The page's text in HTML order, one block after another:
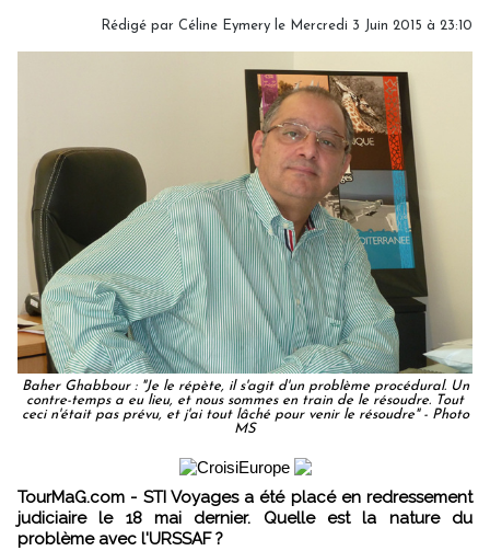
Rédigé par Céline Eymery le Mercredi 3 Juin 2015 à 23:10
Baher Ghabbour : "Je le répète, il s'agit d'un problème procédural. Un
contre-temps a eu lieu, et nous sommes en train de le résoudre. Tout
ceci n'était pas prévu, et j'ai tout lâché pour venir le résoudre" - Photo
MS
TourMaG.com - STI Voyages a été placé en redressement
judiciaire le 18 mai dernier. Quelle est la nature du
problème avec l'URSSAF ?